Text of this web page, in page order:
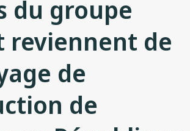
du groupe
reviennent de
de
de